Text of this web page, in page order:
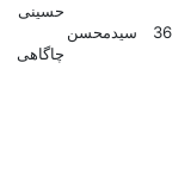
36 سیدمحسن
حسینی
چاگاهی